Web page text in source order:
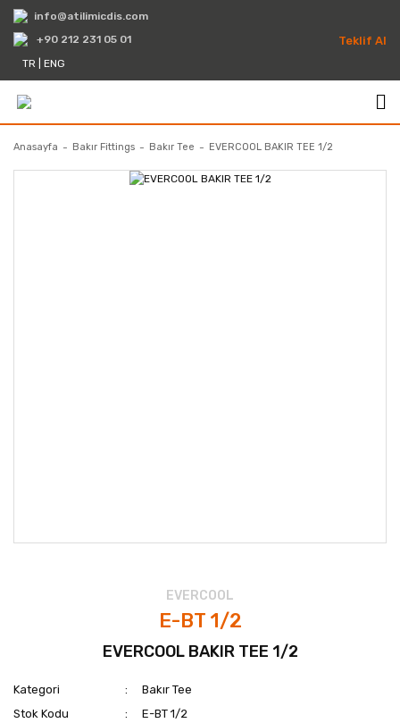
info@atilimicdis.com
+90 212 231 05 01
TR
ENG
Teklif Al
Anasayfa Bakır Fittings Bakır Tee EVERCOOL BAKIR TEE 1/2
EVERCOOL
E-BT 1/2
EVERCOOL BAKIR TEE 1/2
Kategori
Bakır Tee
Stok Kodu
E-BT 1/2